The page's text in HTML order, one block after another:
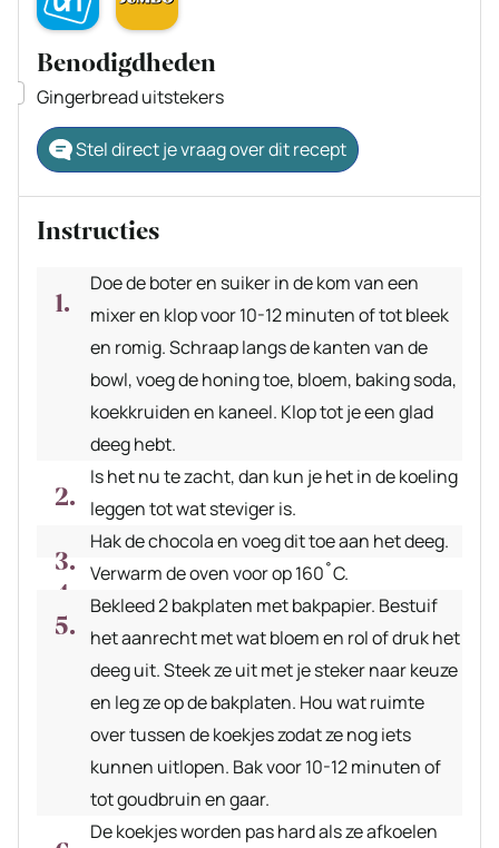
Benodigdheden
▢
Gingerbread uitstekers
Stel direct je vraag over dit recept
Instructies
Doe de boter en suiker in de kom van een
mixer en klop voor 10-12 minuten of tot bleek
en romig. Schraap langs de kanten van de
bowl, voeg de honing toe, bloem, baking soda,
koekkruiden en kaneel. Klop tot je een glad
deeg hebt.
Is het nu te zacht, dan kun je het in de koeling
leggen tot wat steviger is.
Hak de chocola en voeg dit toe aan het deeg.
Verwarm de oven voor op 160˚C.
Bekleed 2 bakplaten met bakpapier. Bestuif
het aanrecht met wat bloem en rol of druk het
deeg uit. Steek ze uit met je steker naar keuze
en leg ze op de bakplaten. Hou wat ruimte
over tussen de koekjes zodat ze nog iets
kunnen uitlopen. Bak voor 10-12 minuten of
tot goudbruin en gaar.
De koekjes worden pas hard als ze afkoelen